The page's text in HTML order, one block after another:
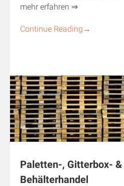
mehr erfahren ⇒
Continue Reading →
Paletten-, Gitterbox- &
Behälterhandel